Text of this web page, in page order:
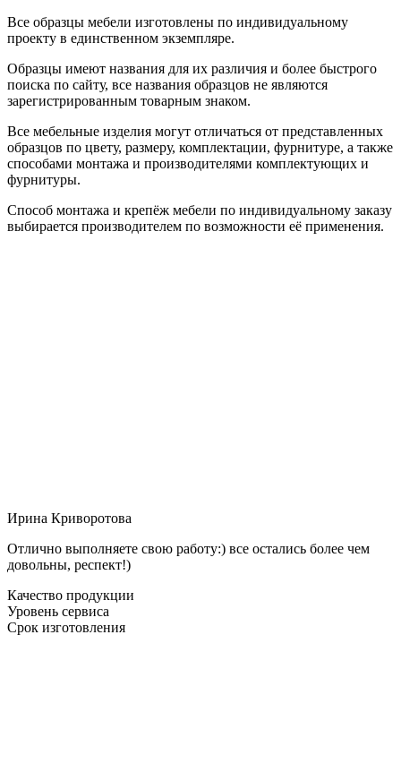
Все образцы мебели изготовлены по индивидуальному
проекту в единственном экземпляре.
Образцы имеют названия для их различия и более быстрого
поиска по сайту, все названия образцов не являются
зарегистрированным товарным знаком.
Все мебельные изделия могут отличаться от представленных
образцов по цвету, размеру, комплектации, фурнитуре, а также
способами монтажа и производителями комплектующих и
фурнитуры.
Способ монтажа и крепёж мебели по индивидуальному заказу
выбирается производителем по возможности её применения.
Ирина Криворотова
Отлично выполняете свою работу:) все остались более чем
довольны, респект!)
Качество продукции
Уровень сервиса
Срок изготовления